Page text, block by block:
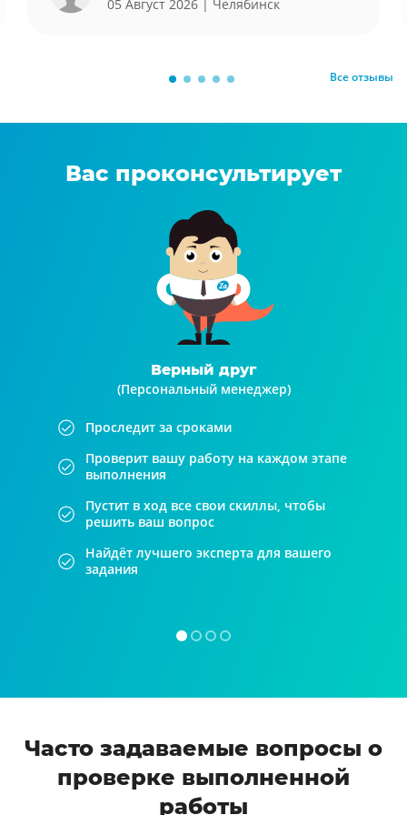
05 Август 2026 | Челябинск
Все отзывы
Вас проконсультирует
Верный друг
(Персональный менеджер)
Проследит за сроками
Проверит вашу работу на каждом этапе
выполнения
Пустит в ход все свои скиллы, чтобы
решить ваш вопрос
Найдёт лучшего эксперта для вашего
задания
Часто задаваемые вопросы о
проверке выполненной
работы